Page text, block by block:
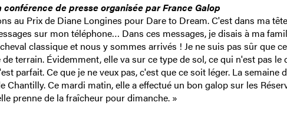
de presse organisée par France Galop
au Prix de Diane Longines pour Dare to Dream. C'est dans ma
sur mon téléphone… Dans ces messages, je disais à ma
classique et nous y sommes arrivés ! Je ne suis pas sûr que
terrain. Évidemment, elle va sur ce type de sol, ce qui n'est pas le
parfait. Ce que je ne veux pas, c'est que ce soit léger. La semaine
Ce mardi matin, elle a effectué un bon galop sur les
prenne de la fraîcheur pour dimanche. »